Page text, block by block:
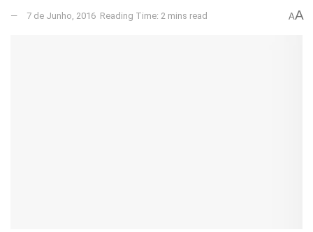
7 de Junho, 2016 Reading Time: 2 mins read AA